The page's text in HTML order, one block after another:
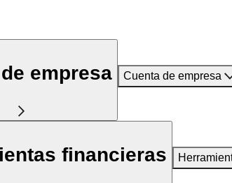
empresa Cuenta de empresa
financieras